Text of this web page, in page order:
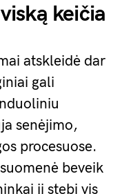
keičia
atskleidė dar
gali
senėjimo,
procesuose.
beveik
jį stebi vis